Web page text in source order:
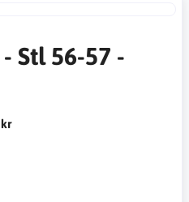
Stl 56-57 -